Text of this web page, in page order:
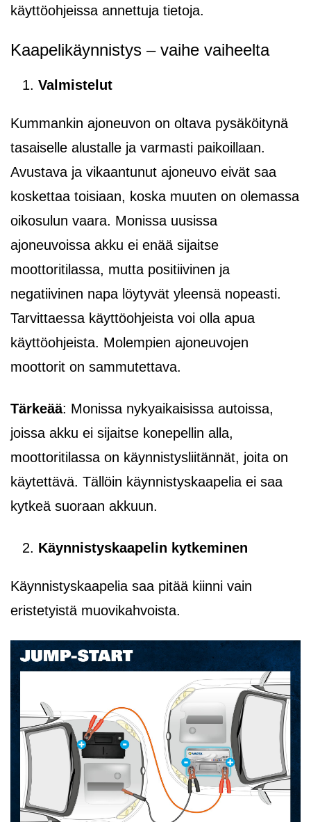
käyttöohjeissa annettuja tietoja.
Kaapelikäynnistys – vaihe vaiheelta
Valmistelut
Kummankin ajoneuvon on oltava pysäköitynä
tasaiselle alustalle ja varmasti paikoillaan.
Avustava ja vikaantunut ajoneuvo eivät saa
koskettaa toisiaan, koska muuten on olemassa
oikosulun vaara. Monissa uusissa
ajoneuvoissa akku ei enää sijaitse
moottoritilassa, mutta positiivinen ja
negatiivinen napa löytyvät yleensä nopeasti.
Tarvittaessa käyttöohjeista voi olla apua
käyttöohjeista. Molempien ajoneuvojen
moottorit on sammutettava.
Tärkeää: Monissa nykyaikaisissa autoissa,
joissa akku ei sijaitse konepellin alla,
moottoritilassa on käynnistysliitännät, joita on
käytettävä. Tällöin käynnistyskaapelia ei saa
kytkeä suoraan akkuun.
Käynnistyskaapelin kytkeminen
Käynnistyskaapelia saa pitää kiinni vain
eristetyistä muovikahvoista.